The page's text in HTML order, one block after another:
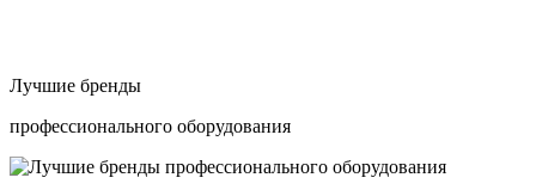
Лучшие бренды
профессионального оборудования